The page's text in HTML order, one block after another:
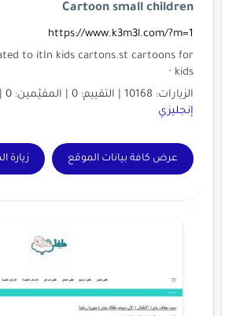
Cartoon small children
https://www.k3m3l.com/?m=1
to itIn kids cartons.st cartoons for
kids ·
الزيارات: 10168 | التقييم: 0 | المقيّمين: 0 | الدولة:
إنجليزي
عرض كافة بيانات الموقع زيارة